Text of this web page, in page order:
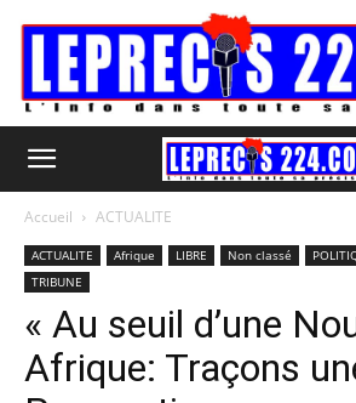
Accueil ACTUALITE
ACTUALITE Afrique LIBRE Non classé
TRIBUNE
« Au seuil d’une
Afrique: Traçons